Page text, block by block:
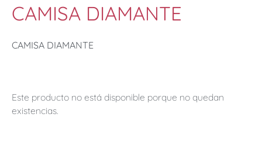
CAMISA DIAMANTE
CAMISA DIAMANTE
Este producto no está disponible porque no quedan
existencias.